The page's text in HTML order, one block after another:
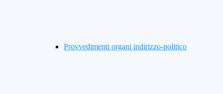
Provvedimenti organi indirizzo-politico